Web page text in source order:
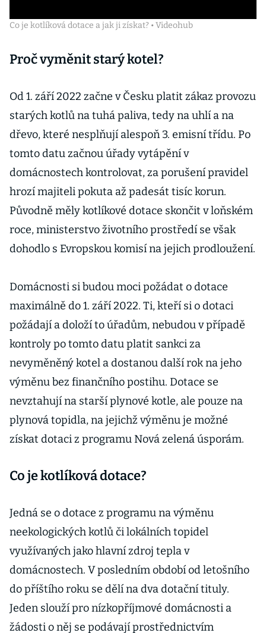
Co je kotlíková dotace a jak ji získat? • Videohub
Proč vyměnit starý kotel?
Od 1. září 2022 začne v Česku platit zákaz provozu
starých kotlů na tuhá paliva, tedy na uhlí a na
dřevo, které nesplňují alespoň 3. emisní třídu. Po
tomto datu začnou úřady vytápění v
domácnostech kontrolovat, za porušení pravidel
hrozí majiteli pokuta až padesát tisíc korun.
Původně měly kotlíkové dotace skončit v loňském
roce, ministerstvo životního prostředí se však
dohodlo s Evropskou komisí na jejich prodloužení.
Domácnosti si budou moci požádat o dotace
maximálně do 1. září 2022. Ti, kteří si o dotaci
požádají a doloží to úřadům, nebudou v případě
kontroly po tomto datu platit sankci za
nevyměněný kotel a dostanou další rok na jeho
výměnu bez finančního postihu. Dotace se
nevztahují na starší plynové kotle, ale pouze na
plynová topidla, na jejichž výměnu je možné
získat dotaci z programu Nová zelená úsporám.
Co je kotlíková dotace?
Jedná se o dotace z programu na výměnu
neekologických kotlů či lokálních topidel
využívaných jako hlavní zdroj tepla v
domácnostech. V posledním období od letošního
do příštího roku se dělí na dva dotační tituly.
Jeden slouží pro nízkopříjmové domácnosti a
žádosti o něj se podávají prostřednictvím